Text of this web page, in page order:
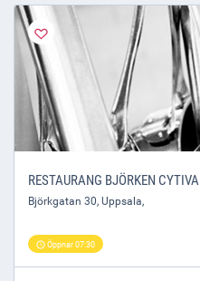
RESTAURANG BJÖRKEN CYTIVA
Björkgatan 30, Uppsala,
Öppnar 07:30